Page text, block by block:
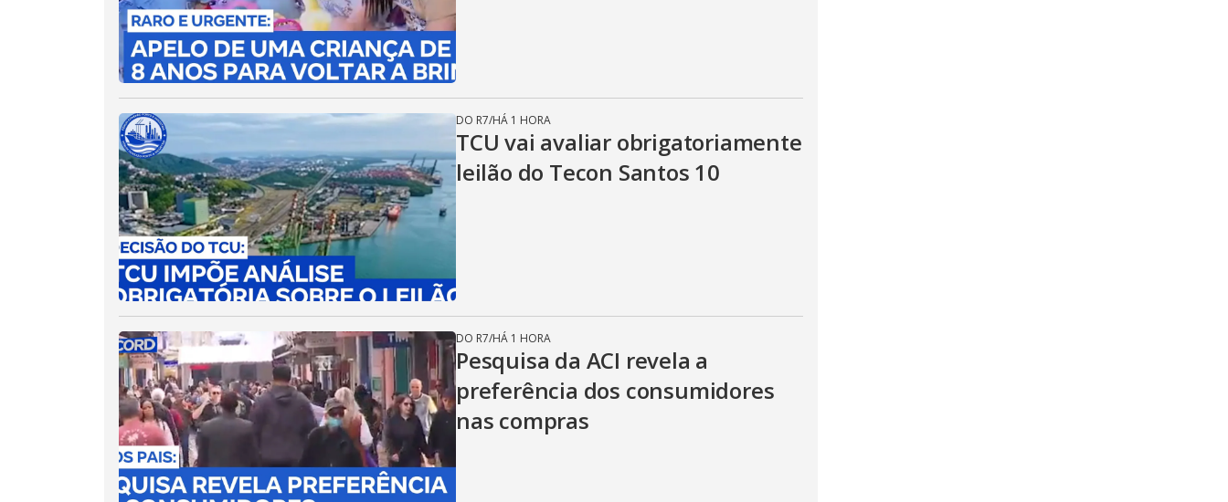
DO R7/HÁ 1 HORA
TCU vai avaliar obrigatoriamente
leilão do Tecon Santos 10
DO R7/HÁ 1 HORA
Pesquisa da ACI revela a
preferência dos consumidores
nas compras